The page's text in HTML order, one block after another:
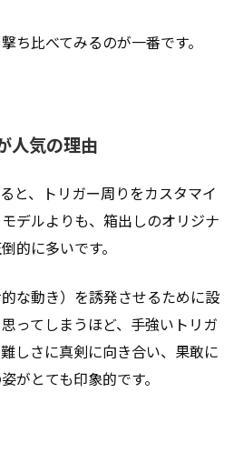
ち比べてみるのが一番です。
人気の理由
と、トリガー周りをカスタマイ
デルよりも、箱出しのオリジナ
的に多いです。
な動き）を誘発させるために設
ってしまうほど、手強いトリガ
しさに真剣に向き合い、果敢に
がとても印象的です。